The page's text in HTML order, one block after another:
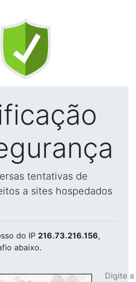
tentativas de
a sites hospedados
do IP 216.73.216.156,
abaixo.
Digite